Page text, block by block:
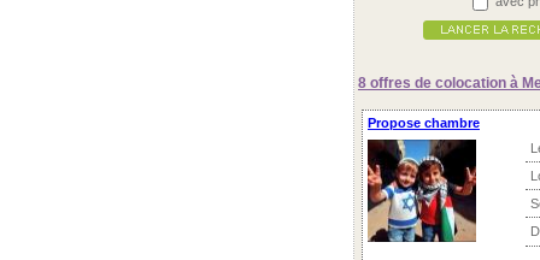
8 offres de colocation à
Propose chambre